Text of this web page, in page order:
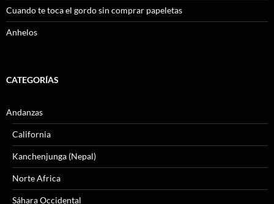
Cuando te toca el gordo sin comprar papeletas
Anhelos
CATEGORÍAS
Andanzas
California
Kanchenjunga (Nepal)
Norte Africa
Sáhara Occidental